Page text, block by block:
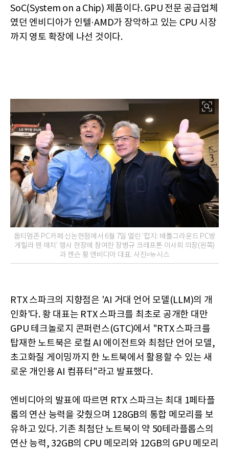
SoC(System on a Chip) 제품이다. GPU 전문 공급업체
였던 엔비디아가 인텔·AMD가 장악하고 있는 CPU 시장
까지 영토 확장에 나선 것이다.
옵티멈존 PC카페 신논현점에서 6월 7일 열린 '펍지: 배틀그라운드 PC방
게릴라 팬 매치' 행사 현장에 참여한 장병규 크래프톤 이사회 의장(왼쪽)
과 젠슨 황 엔비디아 대표. 사진=뉴시스
RTX 스파크의 지향점은 'AI 거대 언어 모델(LLM)의 개
인화'다. 황 대표는 RTX 스파크를 최초로 공개한 대만
GPU 테크놀로지 콘퍼런스(GTC)에서 "RTX 스파크를
탑재한 노트북은 로컬 AI 에이전트와 최첨단 언어 모델,
초고화질 게이밍까지 한 노트북에서 활용할 수 있는 새
로운 개인용 AI 컴퓨터"라고 발표했다.
엔비디아의 발표에 따르면 RTX 스파크는 최대 1페타플
롭의 연산 능력을 갖췄으며 128GB의 통합 메모리를 보
유하고 있다. 기존 최첨단 노트북이 약 50테라플롭스의
연산 능력, 32GB의 CPU 메모리와 12GB의 GPU 메모리